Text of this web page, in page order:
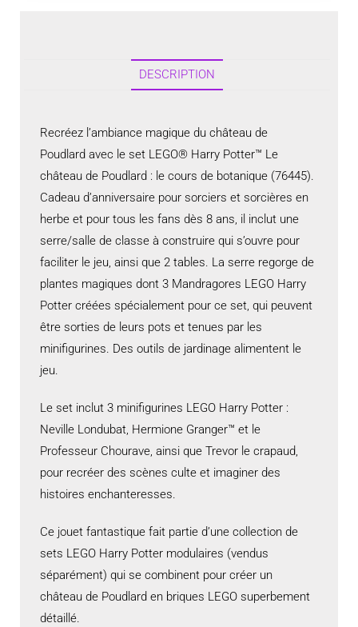
DESCRIPTION
Recréez l’ambiance magique du château de
Poudlard avec le set LEGO® Harry Potter™ Le
château de Poudlard : le cours de botanique (76445).
Cadeau d’anniversaire pour sorciers et sorcières en
herbe et pour tous les fans dès 8 ans, il inclut une
serre/salle de classe à construire qui s’ouvre pour
faciliter le jeu, ainsi que 2 tables. La serre regorge de
plantes magiques dont 3 Mandragores LEGO Harry
Potter créées spécialement pour ce set, qui peuvent
être sorties de leurs pots et tenues par les
minifigurines. Des outils de jardinage alimentent le
jeu.
Le set inclut 3 minifigurines LEGO Harry Potter :
Neville Londubat, Hermione Granger™ et le
Professeur Chourave, ainsi que Trevor le crapaud,
pour recréer des scènes culte et imaginer des
histoires enchanteresses.
Ce jouet fantastique fait partie d’une collection de
sets LEGO Harry Potter modulaires (vendus
séparément) qui se combinent pour créer un
château de Poudlard en briques LEGO superbement
détaillé.